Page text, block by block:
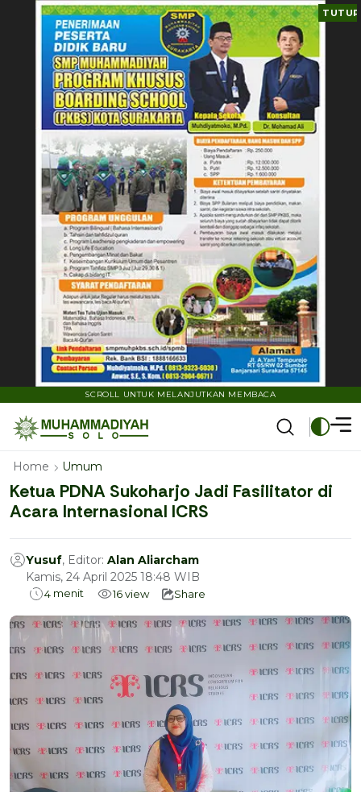
TUTUP
SCROLL UNTUK MELANJUTKAN MEMBACA
Home Umum
Ketua PDNA Sukoharjo Jadi Fasilitator di
Acara Internasional ICRS
Yusuf, Editor: Alan Aliarcham
Kamis, 24 April 2025 18:48 WIB
4 menit 16view Share